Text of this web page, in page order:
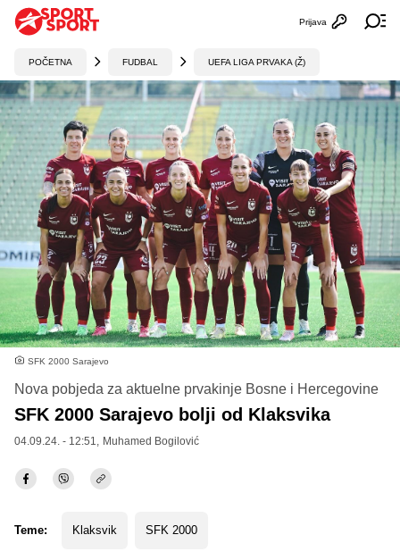
Otvori
Prijava
POČETNA FUDBAL UEFA LIGA PRVAKA (Ž)
SFK 2000 Sarajevo
Nova pobjeda za aktuelne prvakinje Bosne i Hercegovine
SFK 2000 Sarajevo bolji od Klaksvika
04.09.24. - 12:51, Muhamed Bogilović
Teme: Klaksvik SFK 2000